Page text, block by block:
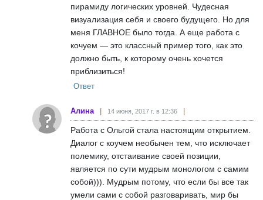
пирамиду логических уровней. Чудесная
визуализация себя и своего будущего. Но для
меня ГЛАВНОЕ было тогда. А еще работа с
кочуем — это классный пример того, как это
должно быть, к которому очень хочется
приблизиться!
Ответ
Алина 14 июня, 2017 г. в 12:36
Работа с Ольгой стала настоящим открытием.
Диалог с коучем необычен тем, что исключает
полемику, отстаивание своей позиции,
является по сути мудрым монологом с самим
собой))). Мудрым потому, что если бы все так
умели сами с собой разговаривать, мир бы